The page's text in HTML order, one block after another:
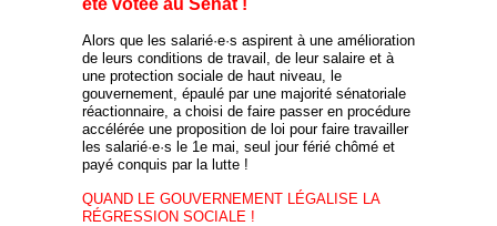
Alors que les salarié·e·s aspirent à une amélioration
de leurs conditions de travail, de leur salaire et à
une protection sociale de haut niveau, le
gouvernement, épaulé par une majorité sénatoriale
réactionnaire, a choisi de faire passer en procédure
accélérée une proposition de loi pour faire travailler
les salarié·e·s le 1e mai, seul jour férié chômé et
payé conquis par la lutte !
QUAND LE GOUVERNEMENT LÉGALISE LA
RÉGRESSION SOCIALE !